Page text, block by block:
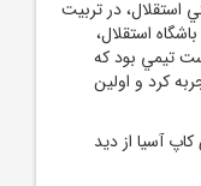
در تربيت
استقلال،
تيمي بود که
کرد و اولين
آسيا از ديد